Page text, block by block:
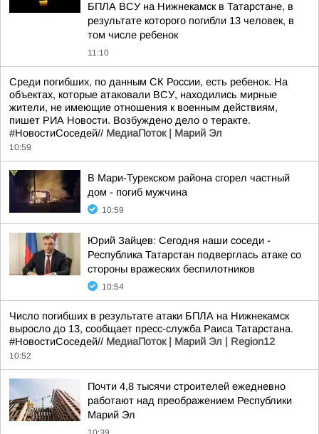
БПЛА ВСУ на Нижнекамск в Татарстане, в
результате которого погибли 13 человек, в
том числе ребенок
11:10
Среди погибших, по данным СК России, есть ребенок. На
объектах, которые атаковали ВСУ, находились мирные
жители, не имеющие отношения к военным действиям,
пишет РИА Новости. Возбуждено дело о теракте.
#НовостиСоседей// МедиаПоток | Марий Эл
10:59
В Мари-Турекском района сгорел частный
дом - погиб мужчина
10:59
Юрий Зайцев: Сегодня наши соседи -
Республика Татарстан подверглась атаке со
стороны вражеских беспилотников
10:54
Число погибших в результате атаки БПЛА на Нижнекамск
выросло до 13, сообщает пресс-служба Раиса Татарстана.
#НовостиСоседей// МедиаПоток | Марий Эл | Region12
10:52
Почти 4,8 тысячи строителей ежедневно
работают над преображением Республики
Марий Эл